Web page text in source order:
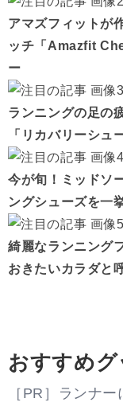
アマズフィットが
ッチ「Amazfit
ー
ランニングの足の
「リカバリーシュ
今が旬！ミッドソ
ングシューズを一
綺麗なランニング
おきたいカラダと
おすすめ
［PR］ランナ